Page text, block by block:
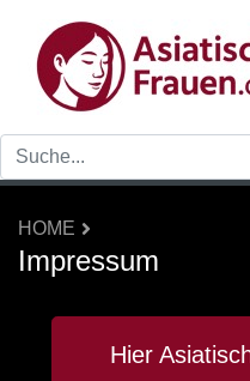
HOME
Impressum
Hier